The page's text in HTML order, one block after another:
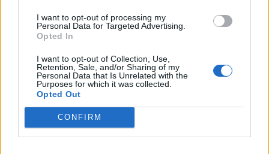
I want to opt-out of processing my
Personal Data for Targeted Advertising.
Opted In
I want to opt-out of Collection, Use,
Retention, Sale, and/or Sharing of my
Personal Data that Is Unrelated with the
Purposes for which it was collected.
Opted Out
CONFIRM
mrekullisht
SHBA: Bisedimet Oman-
Iran po avancojnë,
marrëveshja për lundrimin
në Hormuz pritet së
Divjakë, banorët
Lushnjen